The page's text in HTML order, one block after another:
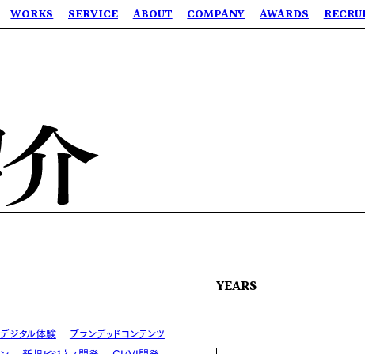
WORKS SERVICE ABOUT COMPANY AWARDS
デジタル体験
ブランデッドコンテンツ
YEARS